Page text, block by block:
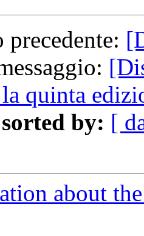
precedente:
quinta
by: [
about